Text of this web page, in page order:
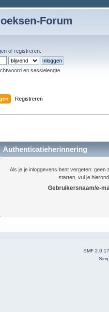
Forum
of registreren
en sessielengte
Registreren
Authenticatieherinnering
Als je je inloggevens bent vergeten:
starten, vul je
Gebruikersnaam/e-
SMF 2.0.17